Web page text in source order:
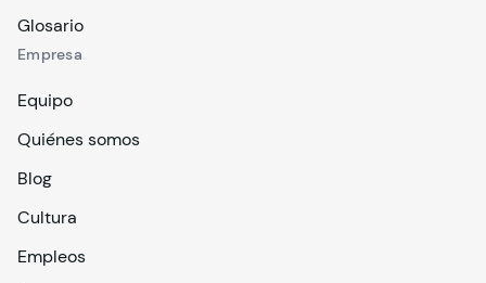
Glosario
Empresa
Equipo
Quiénes somos
Blog
Cultura
Empleos